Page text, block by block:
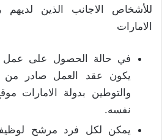
للأشخاص الاجانب الذين
الامارات
في حالة الحصول على عمل
يكون عقد العمل صادر من
والتوطين بدولة الامارات
نفسه.
يمكن لكل فرد مرشح